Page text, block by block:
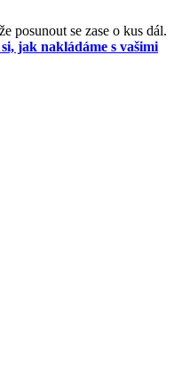
posunout se zase o kus dál.
jak nakládáme s vašimi